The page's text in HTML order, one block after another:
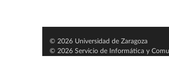
© 2026 Universidad de Zaragoza
© 2026 Servicio de Informática y